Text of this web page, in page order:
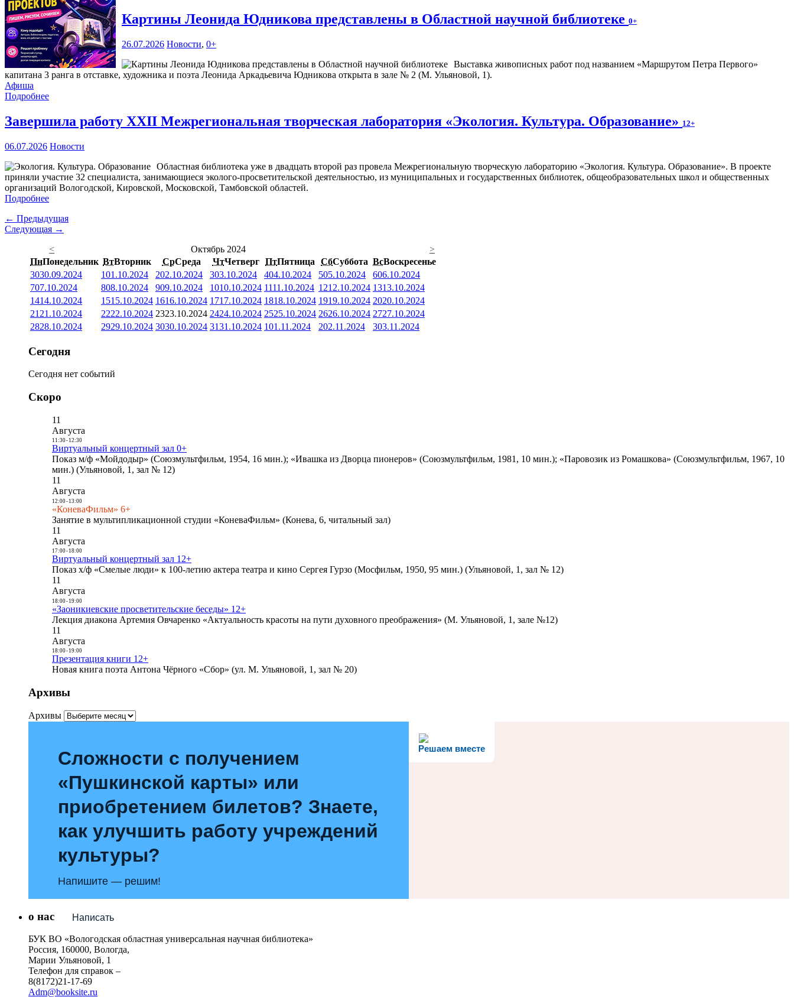
Картины Леонида Юдникова представлены в Областной научной библиотеке 0+
26.07.2026 Новости, 0+
Выставка живописных работ под названием «Маршрутом Петра Первого»
капитана 3 ранга в отставке, художника и поэта Леонида Аркадьевича Юдникова открыта в зале № 2 (М. Ульяновой, 1).
Афиша
Подробнее
Завершила работу XXII Межрегиональная творческая лаборатория «Экология. Культура. Образование» 12+
06.07.2026 Новости
Областная библиотека уже в двадцать второй раз провела Межрегиональную творческую лабораторию «Экология. Культура. Образование». В проекте
приняли участие 32 специалиста, занимающиеся эколого-просветительской деятельностью, из муниципальных и государственных библиотек, общеобразовательных школ и общественных
организаций Вологодской, Кировской, Московской, Тамбовской областей.
Подробнее
← Предыдущая
Следующая →
<
Октябрь 2024
>
ПнПонедельник ВтВторник СрСреда ЧтЧетверг ПтПятница СбСуббота ВсВоскресенье
3030.09.2024 101.10.2024 202.10.2024 303.10.2024 404.10.2024 505.10.2024 606.10.2024
707.10.2024 808.10.2024 909.10.2024 1010.10.2024 1111.10.2024 1212.10.2024 1313.10.2024
1414.10.2024 1515.10.2024 1616.10.2024 1717.10.2024 1818.10.2024 1919.10.2024 2020.10.2024
21 21.10.2024 2222.10.2024 2323.10.2024 2424.10.2024 2525.10.2024 2626.10.2024 2727.10.2024
2828.10.2024 2929.10.2024 3030.10.2024 3131.10.2024 101.11.2024 202.11.2024 303.11.2024
Сегодня
Сегодня нет событий
Скоро
11
Августа
11:30- 12:30
Виртуальный концертный зал 0+
Показ м/ф «Мойдодыр» (Союзмультфильм, 1954, 16 мин.); «Ивашка из Дворца пионеров» (Союзмультфильм, 1981, 10 мин.); «Паровозик из Ромашкова» (Союзмультфильм, 1967, 10
мин.) (Ульяновой, 1, зал № 12)
11
Августа
12:00- 13:00
«КоневаФильм» 6+
Занятие в мультипликационной студии «КоневаФильм» (Конева, 6, читальный зал)
11
Августа
17:00- 18:00
Виртуальный концертный зал 12+
Показ х/ф «Смелые люди» к 100-летию актера театра и кино Сергея Гурзо (Мосфильм, 1950, 95 мин.) (Ульяновой, 1, зал № 12)
11
Августа
18:00- 19:00
«Заоникиевские просветительские беседы» 12+
Лекция диакона Артемия Овчаренко «Актуальность красоты на пути духовного преображения» (М. Ульяновой, 1, зале №12)
11
Августа
18:00- 19:00
Презентация книги 12+
Новая книга поэта Антона Чёрного «Сбор» (ул. М. Ульяновой, 1, зал № 20)
Архивы
Архивы
Решаем вместе
Сложности с получением
«Пушкинской карты» или
приобретением билетов? Знаете,
как улучшить работу учреждений
культуры?
Напишите — решим!
Написать
о нас
БУК ВО «Вологодская областная универсальная научная библиотека»
Россия, 160000, Вологда,
Марии Ульяновой, 1
Телефон для справок –
8(8172)21-17-69
Adm@booksite.ru